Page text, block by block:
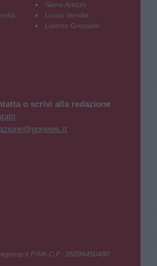
Siena Arezzo
Lucca Versilia
Livorno Grosseto
o scrivi alla redazione
P.IVA-C.F.: 05096450480